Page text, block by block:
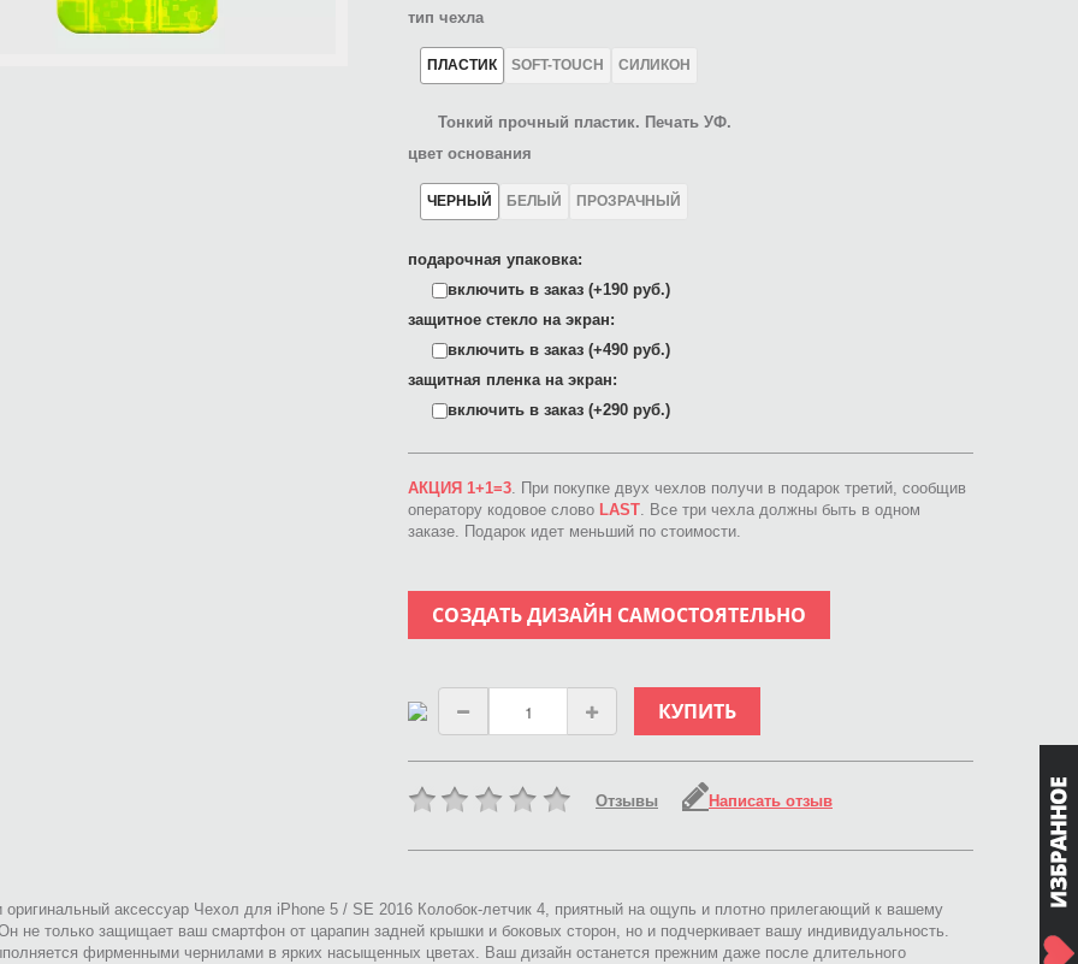
тип чехла
ПЛАСТИК SOFT-TOUCH СИЛИКОН
Тонкий прочный пластик. Печать УФ.
цвет основания
ЧЕРНЫЙ БЕЛЫЙ ПРОЗРАЧНЫЙ
подарочная упаковка:
включить в заказ (+190 руб.)
защитное стекло на экран:
включить в заказ (+490 руб.)
защитная пленка на экран:
включить в заказ (+290 руб.)
АКЦИЯ 1+1=3. При покупке двух чехлов получи в подарок третий, сообщив
оператору кодовое слово LAST. Все три чехла должны быть в одном
заказе. Подарок идет меньший по стоимости.
СОЗДАТЬ ДИЗАЙН САМОСТОЯТЕЛЬНО
КУПИТЬ
Отзывы Написать отзыв
оригинальный аксессуар Чехол для iPhone 5 / SE 2016 Колобок-летчик 4, приятный на ощупь и плотно прилегающий к вашему
не только защищает ваш смартфон от царапин задней крышки и боковых сторон, но и подчеркивает вашу индивидуальность.
фирменными чернилами в ярких насыщенных цветах. Ваш дизайн останется прежним даже после длительного